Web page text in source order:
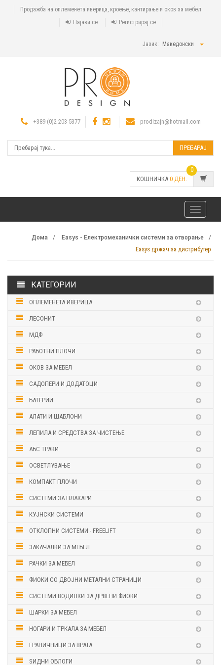
Продажба на оплеменета иверица, кроење, кантирање и оков за мебел
Најави се
Регистрирај се
Јазик: Македонски
+389 (0)2 203 5377 prodizajn@hotmail.com
ПРЕБАРАЈ
КОШНИЧКА 0 ДЕН.
0
Toggle
navigation
Дома Easys - Електромеханички системи за отворање
Easys држач за дистрибутер
КАТЕГОРИИ
ОПЛЕМЕНЕТА ИВЕРИЦА
ЛЕСОНИТ
МДФ
РАБОТНИ ПЛОЧИ
ОКОВ ЗА МЕБЕЛ
САДОПЕРИ И ДОДАТОЦИ
БАТЕРИИ
АЛАТИ И ШАБЛОНИ
ЛЕПИЛА И СРЕДСТВА ЗА ЧИСТЕЊЕ
АБС ТРАКИ
ОСВЕТЛУВАЊЕ
КОМПАКТ ПЛОЧИ
СИСТЕМИ ЗА ПЛАКАРИ
КУЈНСКИ СИСТЕМИ
ОТКЛОПНИ СИСТЕМИ - FREELIFT
ЗАКАЧАЛКИ ЗА МЕБЕЛ
РАЧКИ ЗА МЕБЕЛ
ФИОКИ СО ДВОЈНИ МЕТАЛНИ СТРАНИЦИ
СИСТЕМИ ВОДИЛКИ ЗА ДРВЕНИ ФИОКИ
ШАРКИ ЗА МЕБЕЛ
НОГАРИ И ТРКАЛА ЗА МЕБЕЛ
ГРАНИЧНИЦИ ЗА ВРАТА
ЅИДНИ ОБЛОГИ